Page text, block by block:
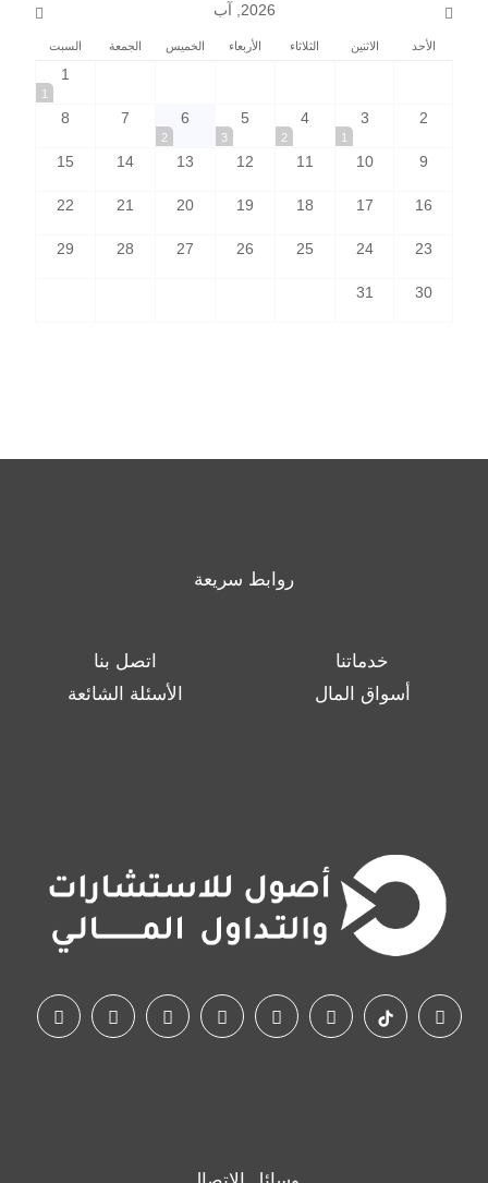
2026, آب
الأحد الاثنين الثلاثاء الأربعاء الخميس الجمعة السبت
1
1
2
3
1
4
2
5
3
6
2
7
8
9
10
11
12
13
14
15
16
17
18
19
20
21
22
23
24
25
26
27
28
29
30
31
روابط سريعة
خدماتنا
اتصل بنا
أسواق المال
الأسئلة الشائعة